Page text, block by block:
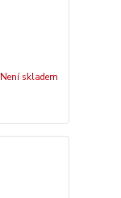
Není skladem